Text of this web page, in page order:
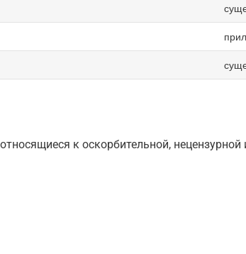
к оскорбительной, нецензурной